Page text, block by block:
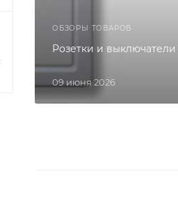
ОБЗОРЫ ТОВАРОВ
09 июня 2026
Розетки и